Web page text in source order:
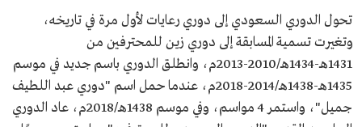
تحول الدوري السعودي إلى دوري رعايات لأول مرة في تاريخه،
وتغيرت تسمية المسابقة إلى دوري زين للمحترفين من
1431هـ-1434هـ/2010-2013م، وانطلق الدوري باسم جديد في موسم
1435هـ-1438هـ/2014-2018م، عندما حمل اسم "دوري عبد اللطيف
جميل"، واستمر 4 مواسم، وفي موسم 1438هـ/2018م، عاد الدوري